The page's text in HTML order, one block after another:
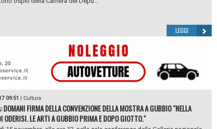
LEGGI
09:51 | Cultura
DOMANI FIRMA DELLA CONVENZIONE DELLA MOSTRA A GUBBIO "NELLA
ODERISI. LE ARTI A GUBBIO PRIMA E DOPO GIOTTO."